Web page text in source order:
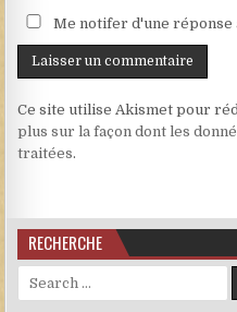
Me notifer d'une réponse
Ce site utilise Akismet pour
plus sur la façon dont les
traitées.
RECHERCHE
Search for: